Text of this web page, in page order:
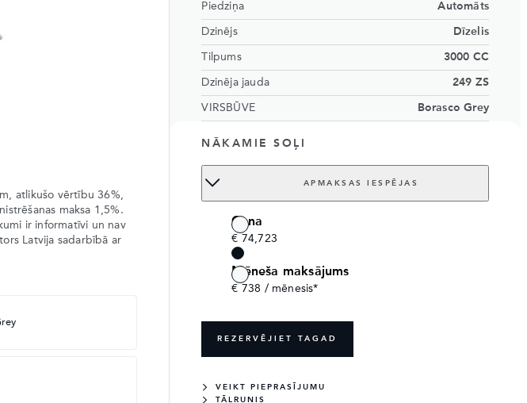
atlikušo vērtību 36%,
maksa 1,5%.
ir informatīvi un nav
Latvija sadarbībā ar
Piedziņa Automāts
Dzinējs Dīzelis
Tilpums 3000 CC
Dzinēja jauda 249 ZS
VIRSBŪVE Borasco Grey
Order no.
NĀKAMIE SOĻI
APMAKSAS IESPĒJAS
Cena
€ 74,723
Mēneša maksājums
€ 738 / mēnesis*
REZERVĒJIET TAGAD
VEIKT PIEPRASĪJUMU
TĀLRUNIS